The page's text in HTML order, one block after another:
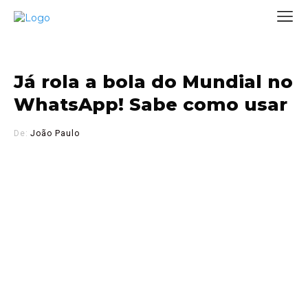
Já rola a bola do Mundial no
WhatsApp! Sabe como usar
De: João Paulo